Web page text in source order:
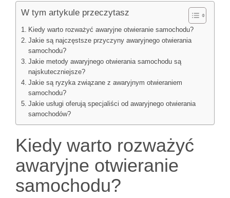
W tym artykule przeczytasz
Kiedy warto rozważyć awaryjne otwieranie samochodu?
Jakie są najczęstsze przyczyny awaryjnego otwierania
samochodu?
Jakie metody awaryjnego otwierania samochodu są
najskuteczniejsze?
Jakie są ryzyka związane z awaryjnym otwieraniem
samochodu?
Jakie usługi oferują specjaliści od awaryjnego otwierania
samochodów?
Kiedy warto rozważyć
awaryjne otwieranie
samochodu?